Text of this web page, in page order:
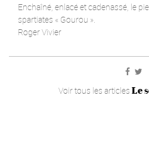
Enchaîné, enlacé et cadenassé, le
spartiates « Gourou ».
Roger Vivier
Voir tous les articles Le